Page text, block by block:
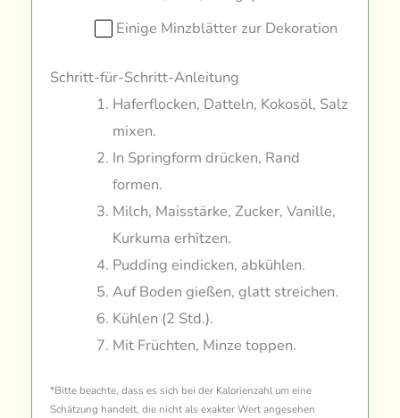
Einige Minzblätter zur Dekoration
Schritt-für-Schritt-Anleitung
Haferflocken, Datteln, Kokosöl, Salz
mixen.
In Springform drücken, Rand
formen.
Milch, Maisstärke, Zucker, Vanille,
Kurkuma erhitzen.
Pudding eindicken, abkühlen.
Auf Boden gießen, glatt streichen.
Kühlen (2 Std.).
Mit Früchten, Minze toppen.
*Bitte beachte, dass es sich bei der Kalorienzahl um eine
Schätzung handelt, die nicht als exakter Wert angesehen